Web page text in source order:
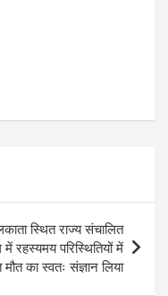
स्थित राज्य संचालित
परिस्थितियों में
का स्वतः संज्ञान लिया